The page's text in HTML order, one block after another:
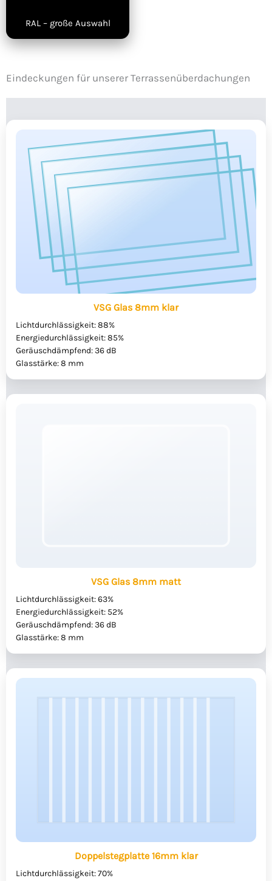
RAL – große Auswahl
Eindeckungen für unserer Terrassenüberdachungen
VSG Glas 8mm klar
Lichtdurchlässigkeit: 88%
Energiedurchlässigkeit: 85%
Geräuschdämpfend: 36 dB
Glasstärke: 8 mm
VSG Glas 8mm matt
Lichtdurchlässigkeit: 63%
Energiedurchlässigkeit: 52%
Geräuschdämpfend: 36 dB
Glasstärke: 8 mm
Doppelstegplatte 16mm klar
Lichtdurchlässigkeit: 70%